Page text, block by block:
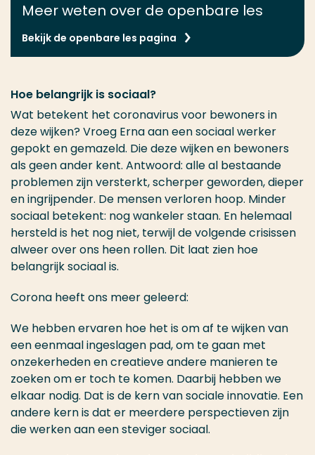
Meer weten over de openbare les
Bekijk de openbare les pagina
Hoe belangrijk is sociaal?
Wat betekent het coronavirus voor bewoners in
deze wijken? Vroeg Erna aan een sociaal werker
gepokt en gemazeld. Die deze wijken en bewoners
als geen ander kent. Antwoord: alle al bestaande
problemen zijn versterkt, scherper geworden, dieper
en ingrijpender. De mensen verloren hoop. Minder
sociaal betekent: nog wankeler staan. En helemaal
hersteld is het nog niet, terwijl de volgende crisissen
alweer over ons heen rollen. Dit laat zien hoe
belangrijk sociaal is.
Corona heeft ons meer geleerd:
We hebben ervaren hoe het is om af te wijken van
een eenmaal ingeslagen pad, om te gaan met
onzekerheden en creatieve andere manieren te
zoeken om er toch te komen. Daarbij hebben we
elkaar nodig. Dat is de kern van sociale innovatie. Een
andere kern is dat er meerdere perspectieven zijn
die werken aan een steviger sociaal.